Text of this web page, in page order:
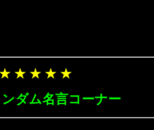
★ ★ ★ ★
ダム名言コーナー